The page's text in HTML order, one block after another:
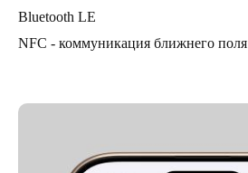
Bluetooth LE
NFC - коммуникация ближнего поля